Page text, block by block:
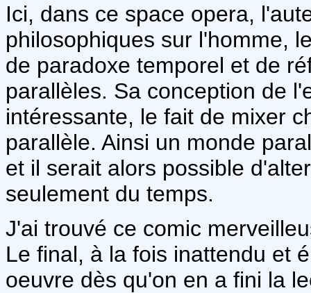
Ici, dans ce space opera,
philosophiques sur l'homme,
de paradoxe temporel et de
parallèles. Sa conception de
intéressante, le fait de mixer
parallèle. Ainsi un monde
et il serait alors possible
seulement du temps.
J'ai trouvé ce comic
Le final, à la fois inattendu et
oeuvre dès qu'on en a fini la